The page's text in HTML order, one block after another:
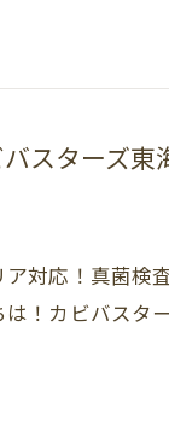
スターズ
対応！真菌
！カビバスタ